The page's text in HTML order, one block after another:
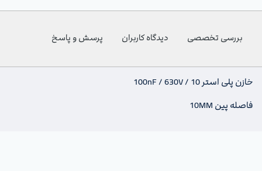
بررسی تخصصی دیدگاه کاربران پرسش و پاسخ
خازن پلی استر 100nF / 630V / 10
فاصله پین 10MM